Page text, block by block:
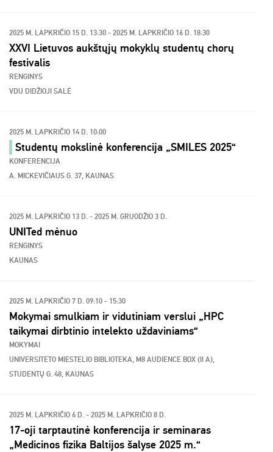
2025 M. LAPKRIČIO 15 D. 13:30 - 2025 M. LAPKRIČIO 16 D. 18:30
XXVI Lietuvos aukštųjų mokyklų studentų chorų
festivalis
RENGINYS
VDU DIDŽIOJI SALĖ
2025 M. LAPKRIČIO 14 D. 10:00
Studentų mokslinė konferencija „SMILES 2025“
KONFERENCIJA
A. MICKEVIČIAUS G. 37, KAUNAS
2025 M. LAPKRIČIO 13 D. - 2025 M. GRUODŽIO 3 D.
UNITed mėnuo
RENGINYS
KAUNAS
2025 M. LAPKRIČIO 7 D. 09:10 - 15:30
Mokymai smulkiam ir vidutiniam verslui „HPC
taikymai dirbtinio intelekto uždaviniams“
MOKYMAI
UNIVERSITETO MIESTELIO BIBLIOTEKA, M8 AUDIENCE BOX (II A),
STUDENTŲ G. 48, KAUNAS
2025 M. LAPKRIČIO 6 D. - 2025 M. LAPKRIČIO 8 D.
17-oji tarptautinė konferencija ir seminaras
„Medicinos fizika Baltijos šalyse 2025 m.“